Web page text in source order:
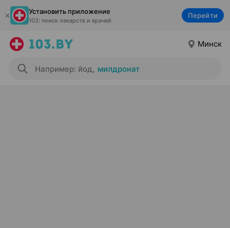
Установить приложение
103: поиск лекарств и врачей
Перейти
Минск
Например: йод, милдронат